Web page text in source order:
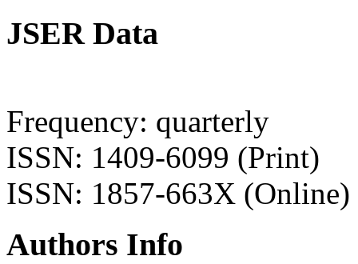
JSER Data
Frequency: quarterly
ISSN: 1409-6099 (Print)
ISSN: 1857-663X (Online)
Authors Info